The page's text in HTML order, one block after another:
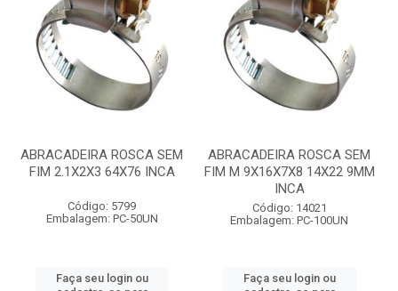
ABRACADEIRA ROSCA SEM
FIM 2.1X2X3 64X76 INCA
Código: 5799
Embalagem: PC-50UN
Faça seu login ou
ABRACADEIRA ROSCA SEM
FIM M 9X16X7X8 14X22 9MM
INCA
Código: 14021
Embalagem: PC-100UN
Faça seu login ou